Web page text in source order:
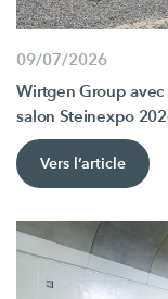
09/07/2026
Wirtgen Group
salon Steinexpo
Vers l’article